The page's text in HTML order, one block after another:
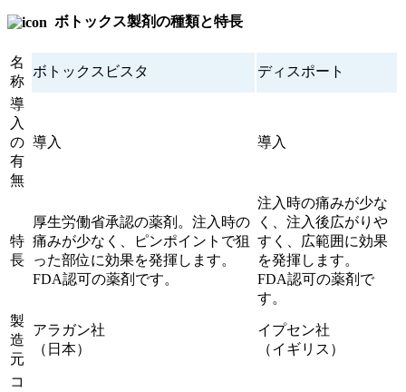
ボトックス製剤の種類と特長
名
称
ボトックスビスタ ディスポート
導
入
の
有
無
導入 導入
特
長
厚生労働省承認の薬剤。注入時の
痛みが少なく、ピンポイントで狙
った部位に効果を発揮します。
FDA認可の薬剤です。
注入時の痛みが少な
く、注入後広がりや
すく、広範囲に効果
を発揮します。
FDA認可の薬剤で
す。
製
造
元
アラガン社
（日本）
イプセン社
（イギリス）
コ